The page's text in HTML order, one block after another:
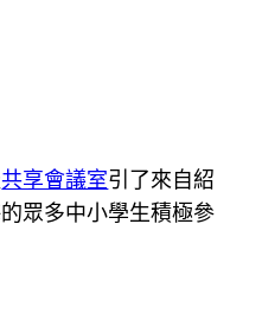
共享會議室引了來自紹
眾多中小學生積極參